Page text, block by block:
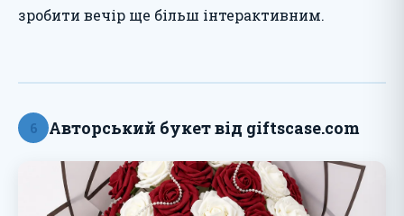
зробити вечір ще більш інтерактивним.
6 Авторський букет від giftscase.com